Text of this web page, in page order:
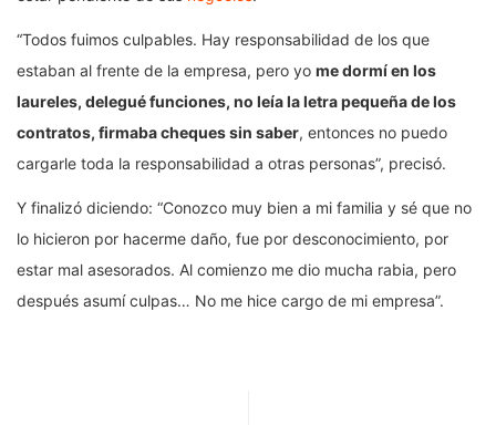
“Todos fuimos culpables. Hay responsabilidad de los que
estaban al frente de la empresa, pero yo me dormí en los
laureles, delegué funciones, no leía la letra pequeña de los
contratos, firmaba cheques sin saber, entonces no puedo
cargarle toda la responsabilidad a otras personas”, precisó.
Y finalizó diciendo: “Conozco muy bien a mi familia y sé que no
lo hicieron por hacerme daño, fue por desconocimiento, por
estar mal asesorados. Al comienzo me dio mucha rabia, pero
después asumí culpas… No me hice cargo de mi empresa”.